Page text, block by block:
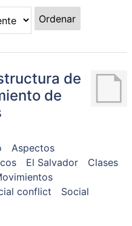
Ordenar
de
de
Aspectos
El Salvador
Clases
conflict
Social